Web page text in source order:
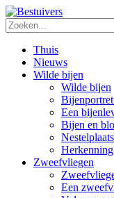
Thuis
Nieuws
Wilde bijen
Wilde bijen
Een
Bijen en
Zweefvliegen
Een